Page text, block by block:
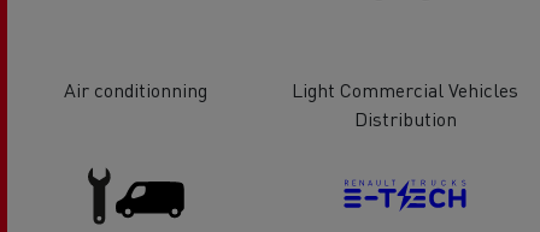
Air conditionning
Light Commercial Vehicles
Distribution